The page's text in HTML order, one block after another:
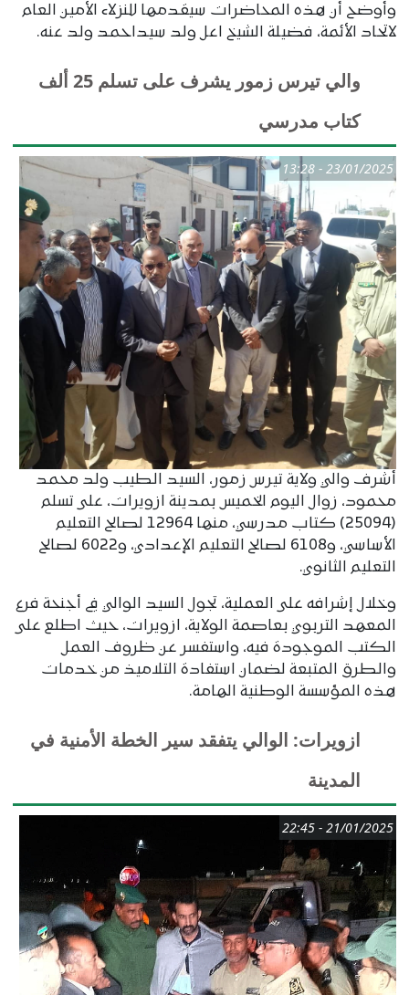
وأوضح أن هذه المحاضرات سيقدمها للنزلاء الأمين العام
لاتحاد الأئمة، فضيلة الشيخ اعل ولد سيداحمد ولد عنه.
والي تيرس زمور يشرف على تسلم 25 ألف
كتاب مدرسي
23/01/2025 - 13:28
أشرف والي ولاية تيرس زمور، السيد الطيب ولد محمد
محمود، زوال اليوم الخميس بمدينة ازويرات، على تسلم
(25094) كتاب مدرسي، منها 12964 لصالح التعليم
الأساسي، و6108 لصالح التعليم الإعدادي، و6022 لصالح
التعليم الثانوي.
وخلال إشرافه على العملية، تجول السيد الوالي في أجنحة فرع
المعهد التربوي بعاصمة الولاية، ازويرات، حيث اطلع على
الكتب الموجودة فيه، واستفسر عن ظروف العمل
والطرق المتبعة لضمان استفادة التلاميذ من خدمات
هذه المؤسسة الوطنية الهامة.
ازويرات: الوالي يتفقد سير الخطة الأمنية في
المدينة
21/01/2025 - 22:45